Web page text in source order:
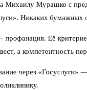
Мурашко с
Никаких
профанация. Её
а компетентность
через